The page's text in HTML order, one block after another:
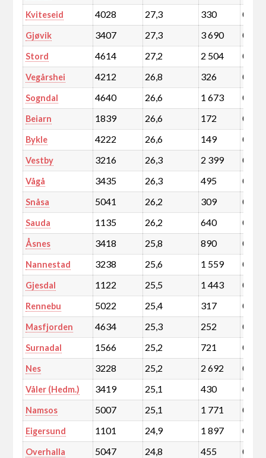
Kviteseid 4028 27,3 330 0,1
Gjøvik 3407 27,3 3 690 0,6
Stord 4614 27,2 2 504 0,4
Vegårshei 4212 26,8 326 0,1
Sogndal 4640 26,6 1 673 0,3
Beiarn 1839 26,6 172 0,0
Bykle 4222 26,6 149 0,0
Vestby 3216 26,3 2 399 0,4
Vågå 3435 26,3 495 0,1
Snåsa 5041 26,2 309 0,1
Sauda 1135 26,2 640 0,1
Åsnes 3418 25,8 890 0,2
Nannestad 3238 25,6 1 559 0,3
Gjesdal 1122 25,5 1 443 0,3
Rennebu 5022 25,4 317 0,1
Masfjorden 4634 25,3 252 0,0
Surnadal 1566 25,2 721 0,1
Nes 3228 25,2 2 692 0,5
Våler (Hedm.) 3419 25,1 430 0,1
Namsos 5007 25,1 1 771 0,3
Eigersund 1101 24,9 1 897 0,3
Overhalla 5047 24,8 455 0,1